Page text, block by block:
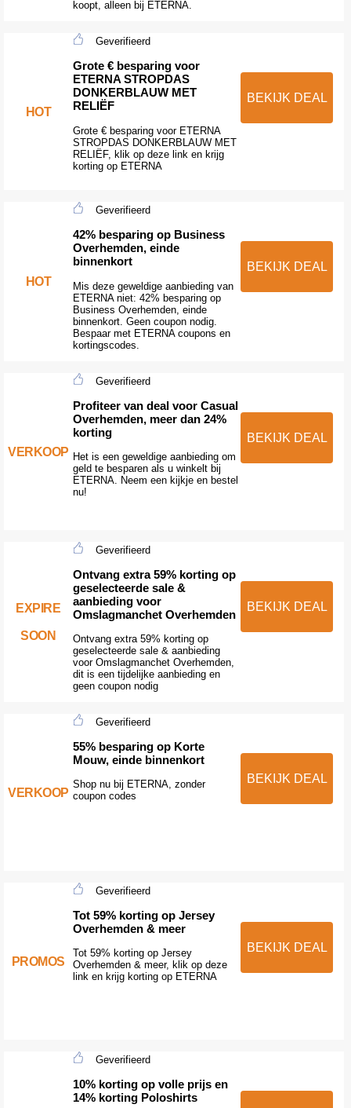
koopt, alleen bij ETERNA.
HOT
Geverifieerd
Grote € besparing voor
ETERNA STROPDAS
DONKERBLAUW MET
RELIËF
Grote € besparing voor ETERNA
STROPDAS DONKERBLAUW MET
RELIËF, klik op deze link en krijg
korting op ETERNA
BEKIJK DEAL
HOT
Geverifieerd
42% besparing op Business
Overhemden, einde
binnenkort
Mis deze geweldige aanbieding van
ETERNA niet: 42% besparing op
Business Overhemden, einde
binnenkort. Geen coupon nodig.
Bespaar met ETERNA coupons en
kortingscodes.
BEKIJK DEAL
VERKOOP
Geverifieerd
Profiteer van deal voor Casual
Overhemden, meer dan 24%
korting
Het is een geweldige aanbieding om
geld te besparen als u winkelt bij
ETERNA. Neem een kijkje en bestel
nu!
BEKIJK DEAL
EXPIRE
SOON
Geverifieerd
Ontvang extra 59% korting op
geselecteerde sale &
aanbieding voor
Omslagmanchet Overhemden
Ontvang extra 59% korting op
geselecteerde sale & aanbieding
voor Omslagmanchet Overhemden,
dit is een tijdelijke aanbieding en
geen coupon nodig
BEKIJK DEAL
VERKOOP
Geverifieerd
55% besparing op Korte
Mouw, einde binnenkort
Shop nu bij ETERNA, zonder
coupon codes
BEKIJK DEAL
PROMOS
Geverifieerd
Tot 59% korting op Jersey
Overhemden & meer
Tot 59% korting op Jersey
Overhemden & meer, klik op deze
link en krijg korting op ETERNA
BEKIJK DEAL
Geverifieerd
10% korting op volle prijs en
14% korting Poloshirts